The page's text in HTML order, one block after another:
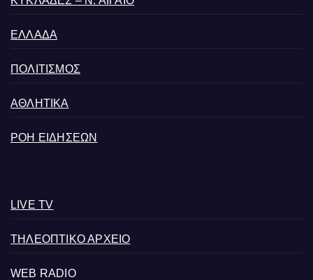
ΕΛΛΑΔΑ
ΠΟΛΙΤΙΣΜΟΣ
ΑΘΛΗΤΙΚΑ
ΡΟΗ ΕΙΔΗΣΕΩΝ
LIVE TV
ΤΗΛΕΟΠΤΙΚΟ ΑΡΧΕΙΟ
WEB RADIO